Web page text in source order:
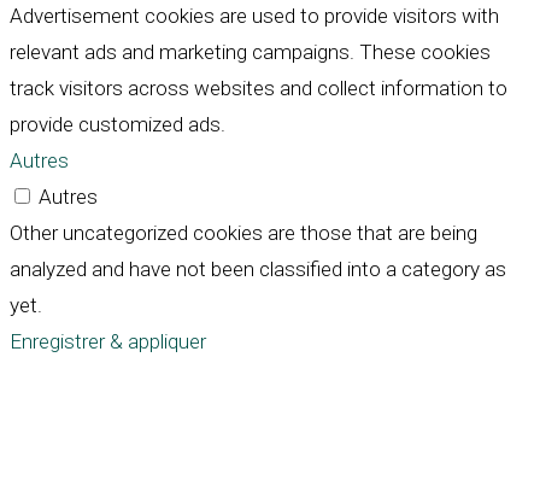
Advertisement cookies are used to provide visitors with
relevant ads and marketing campaigns. These cookies
track visitors across websites and collect information to
provide customized ads.
Autres
Autres
Other uncategorized cookies are those that are being
analyzed and have not been classified into a category as
yet.
Enregistrer & appliquer